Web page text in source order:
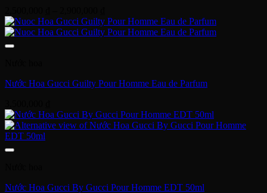
giá:
từ
Nước Hoa Gucci Guilty Pour Homme Eau de Parfum
Nước Hoa Gucci By Gucci Pour Homme EDT 50ml